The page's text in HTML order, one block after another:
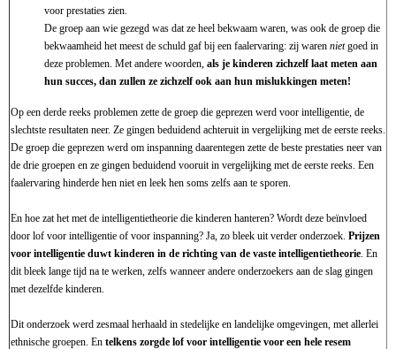
voor prestaties zien.
De groep aan wie gezegd was dat ze heel bekwaam waren, was ook de groep die
bekwaamheid het meest de schuld gaf bij een faalervaring: zij waren nietgoed in
deze problemen. Met andere woorden, als je kinderen zichzelf laat meten aan
hun succes, dan zullen ze zichzelf ook aan hun mislukkingen meten!
Op een derde reeks problemen zette de groep die geprezen werd voor intelligentie, de
slechtste resultaten neer. Ze gingen beduidend achteruit in vergelijking met de eerste reeks.
De groep die geprezen werd om inspanning daarentegen zette de beste prestaties neer van
de drie groepen en ze gingen beduidend vooruit in vergelijking met de eerste reeks. Een
faalervaring hinderde hen niet en leek hen soms zelfs aan te sporen.
En hoe zat het met de intelligentietheorie die kinderen hanteren? Wordt deze beïnvloed
door lof voor intelligentie of voor inspanning? Ja, zo bleek uit verder onderzoek. Prijzen
voor intelligentie duwt kinderen in de richting van de vaste intelligentietheorie . En
dit bleek lange tijd na te werken, zelfs wanneer andere onderzoekers aan de slag gingen
met dezelfde kinderen.
Dit onderzoek werd zesmaal herhaald in stedelijke en landelijke omgevingen, met allerlei
ethnische groepen. En telkens zorgde lof voor intelligentie voor een hele resem